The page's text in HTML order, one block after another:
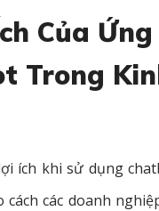
Của
Trong
ích khi sử dụng
cách các doanh